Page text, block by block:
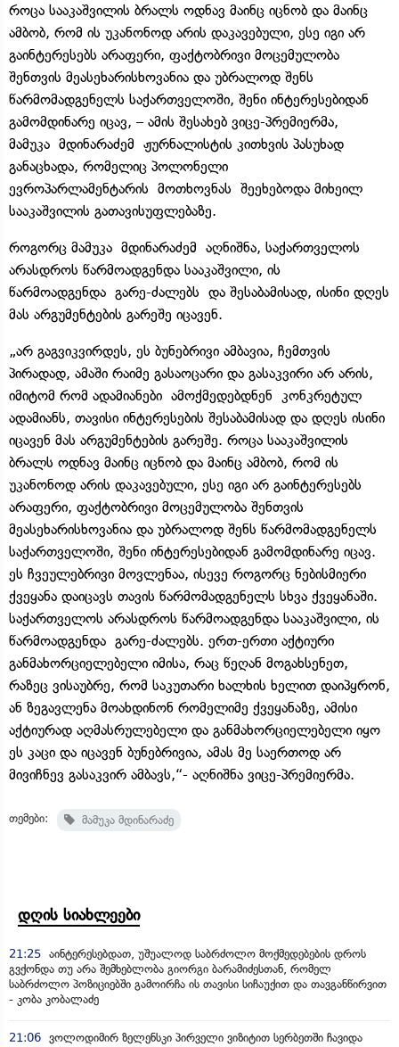
როცა სააკაშვილის ბრალს ოდნავ მაინც იცნობ და მაინც
ამბობ, რომ ის უკანონოდ არის დაკავებული, ესე იგი არ
გაინტერესებს არაფერი, ფაქტობრივი მოცემულობა
შენთვის მეასეხარისხოვანია და უბრალოდ შენს
წარმომადგენელს საქართველოში, შენი ინტერესებიდან
გამომდინარე იცავ, – ამის შესახებ ვიცე-პრემიერმა,
მამუკა მდინარაძემ ჟურნალისტის კითხვის პასუხად
განაცხადა, რომელიც პოლონელი
ევროპარლამენტარის მოთხოვნას შეეხებოდა მიხეილ
სააკაშვილის გათავისუფლებაზე.
როგორც მამუკა მდინარაძემ აღნიშნა, საქართველოს
არასდროს წარმოადგენდა სააკაშვილი, ის
წარმოადგენდა გარე-ძალებს და შესაბამისად, ისინი დღეს
მას არგუმენტების გარეშე იცავენ.
„არ გაგვიკვირდეს, ეს ბუნებრივი ამბავია, ჩემთვის
პირადად, ამაში რაიმე გასაოცარი და გასაკვირი არ არის,
იმიტომ რომ ადამიანები ამოქმედებდნენ კონკრეტულ
ადამიანს, თავისი ინტერესების შესაბამისად და დღეს ისინი
იცავენ მას არგუმენტების გარეშე. როცა სააკაშვილის
ბრალს ოდნავ მაინც იცნობ და მაინც ამბობ, რომ ის
უკანონოდ არის დაკავებული, ესე იგი არ გაინტერესებს
არაფერი, ფაქტობრივი მოცემულობა შენთვის
მეასეხარისხოვანია და უბრალოდ შენს წარმომადგენელს
საქართველოში, შენი ინტერესებიდან გამომდინარე იცავ.
ეს ჩვეულებრივი მოვლენაა, ისევე როგორც ნებისმიერი
ქვეყანა დაიცავს თავის წარმომადგენელს სხვა ქვეყანაში.
საქართველოს არასდროს წარმოადგენდა სააკაშვილი, ის
წარმოადგენდა გარე-ძალებს. ერთ-ერთი აქტიური
განმახორციელებელი იმისა, რაც წეღან მოგახსენეთ,
რაზეც ვისაუბრე, რომ საკუთარი ხალხის ხელით დაიპყრონ,
ან ზეგავლენა მოახდინონ რომელიმე ქვეყანაზე, ამისი
აქტიურად აღმასრულებელი და განმახორციელებელი იყო
ეს კაცი და იცავენ ბუნებრივია, ამას მე საერთოდ არ
მივიჩნევ გასაკვირ ამბავს,“- აღნიშნა ვიცე-პრემიერმა.
თემები: მამუკა მდინარაძე
დღის სიახლეები
21:25 აინტერესებდათ, უშუალოდ საბრძოლო მოქმედებების დროს
გვქონდა თუ არა შემხებლობა გიორგი ბარამიძესთან, რომელ
საბრძოლო პოზიციებში გამოირჩა ის თავისი სიჩაუქით და თავგანწირვით
- კობა კობალაძე
21:06 ვოლოდიმირ ზელენსკი პირველი ვიზიტით სერბეთში ჩავიდა